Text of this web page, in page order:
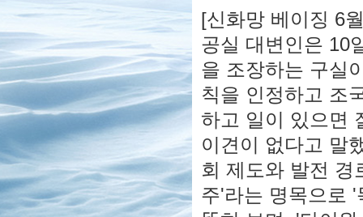
[신화망 베이징 6
공실 대변인은 10
을 조장하는 구실
칙을 인정하고 조
하고 일이 있으면
이견이 없다고 말
회 제도와 발전 경
주'라는 명목으로